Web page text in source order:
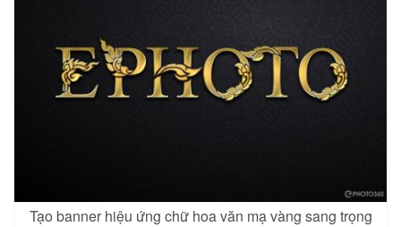
Tạo banner hiệu ứng chữ hoa văn mạ vàng sang trọng